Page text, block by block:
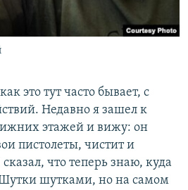
это тут часто бывает, с
Недавно я зашел к
этажей и вижу: он
пистолеты, чистит и
что теперь знаю, куда
шутками, но на самом